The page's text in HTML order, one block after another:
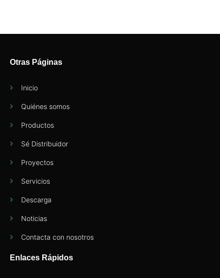
Otras Páginas
Inicio
Quiénes somos
Productos
Sé Distribuidor
Proyectos
Servicios
Descarga
Noticias
Contacta con nosotros
Enlaces Rápidos